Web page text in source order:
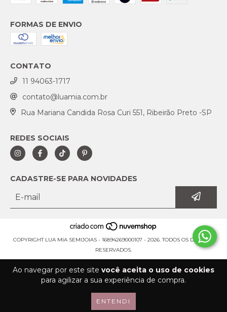
Ao navegar por este site você aceita o uso de cookies
para agilizar a sua experiência de compra.
ENTENDI
FORMAS DE ENVIO
CONTATO
11 94063-1717
contato@luamia.com.br
Rua Mariana Candida Rosa Curi 551, Ribeirão Preto -SP
REDES SOCIAIS
CADASTRE-SE PARA NOVIDADES
COPYRIGHT LUA MIA SEMIJOIAS - 16894269000107 - 2026. TODOS OS DIREITOS
RESERVADOS.